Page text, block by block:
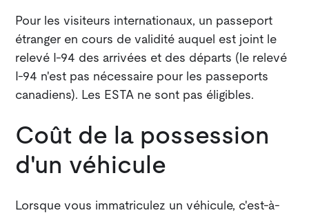
Pour les visiteurs internationaux, un passeport
étranger en cours de validité auquel est joint le
relevé I-94 des arrivées et des départs (le relevé
I-94 n'est pas nécessaire pour les passeports
canadiens). Les ESTA ne sont pas éligibles.
Coût de la possession
d'un véhicule
Lorsque vous immatriculez un véhicule, c'est-à-